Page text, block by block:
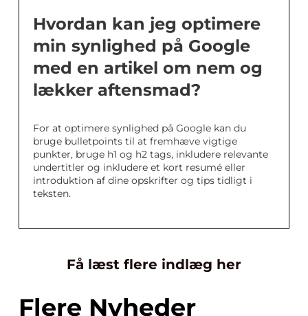
Hvordan kan jeg optimere
min synlighed på Google
med en artikel om nem og
lækker aftensmad?
For at optimere synlighed på Google kan du
bruge bulletpoints til at fremhæve vigtige
punkter, bruge h1 og h2 tags, inkludere relevante
undertitler og inkludere et kort resumé eller
introduktion af dine opskrifter og tips tidligt i
teksten.
Få læst flere indlæg her
Flere Nyheder